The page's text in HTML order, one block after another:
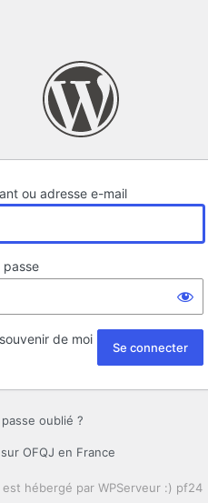
ou adresse e-mail
passe
de moi
oublié ?
OFQJ en France